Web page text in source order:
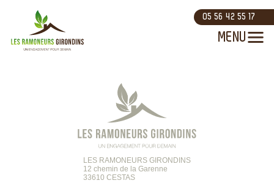
05 56 42 55 17
LES RAMONEURS GIRONDINS
12 chemin de la Garenne
33610 CESTAS